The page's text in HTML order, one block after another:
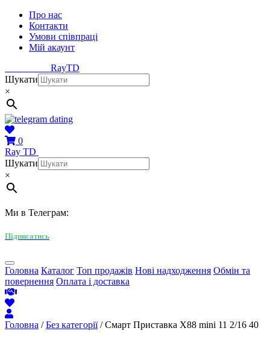
Про нас
Контакти
Умови співпраці
Мій акаунт
RayTD
Шукати
×
0
Ray TD
Шукати
×
Ми в Телеграм:
Підписатись
Головна Каталог Топ продажів Нові надходження Обмін та
повернення Оплата і доставка
Головна /Без категорії/ Смарт Приставка X88 mini 11 2/16 40